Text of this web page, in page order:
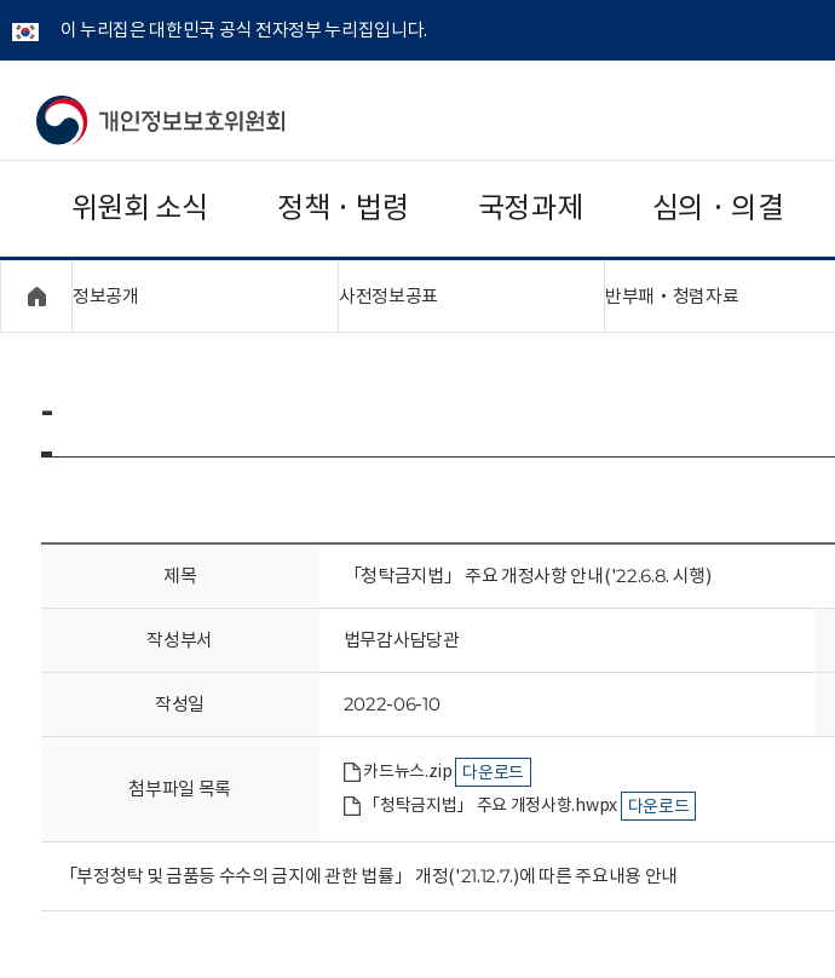
이 누리집은 대한민국 공식 전자정부 누리집입니다.
개
보
보
위
회
위원회 소식 정책 · 법령 국정과제 심의 · 의결
정보공개 사전정보공표 반부패‧청렴자료"접기,펼치기"
-
제목 「청탁금지법」 주요 개정사항 안내('22.6.8. 시행)
작성부서 법무감사담당관
작성일 2022-06-10
첨부파일 목록
카드뉴스.zip 다운로드
「청탁금지법」 주요 개정사항.hwpx 다운로드
「부정청탁 및 금품등 수수의 금지에 관한 법률」 개정('21.12.7.)에 따른 주요내용 안내